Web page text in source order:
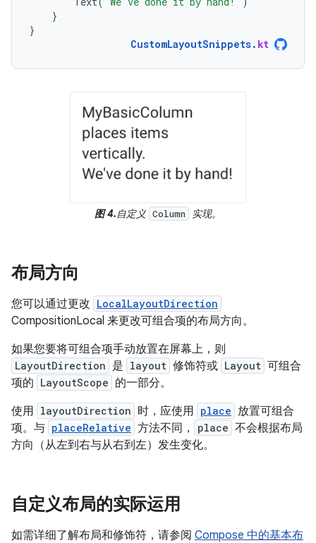
}
}
CustomLayoutSnippets. kt
图 4.自定义 Column 实现。
布局方向
您可以通过更改 LocalLayoutDirection
CompositionLocal 来更改可组合项的布局方向。
如果您要将可组合项手动放置在屏幕上，则
LayoutDirection 是 layout 修饰符或 Layout 可组合
项的 LayoutScope 的一部分。
使用 layoutDirection 时，应使用 place 放置可组合
项。与 placeRelative 方法不同， place 不会根据布局
方向（从左到右与从右到左）发生变化。
自定义布局的实际运用
如需详细了解布局和修饰符，请参阅 Compose 中的基本布